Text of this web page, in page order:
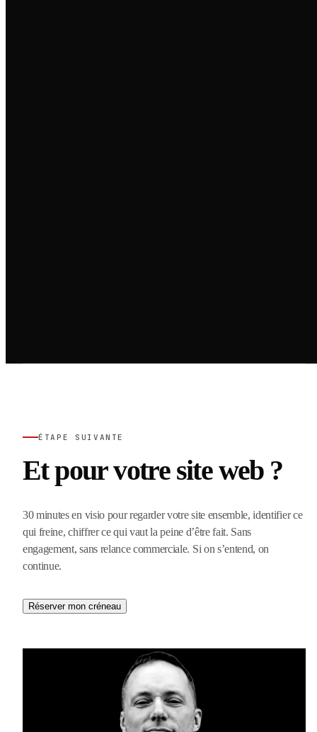
ÉTAPE SUIVANTE
Et pour votre site web ?
30 minutes en visio pour regarder votre site ensemble, identifier ce
qui freine, chiffrer ce qui vaut la peine d’être fait. Sans
engagement, sans relance commerciale. Si on s’entend, on
continue.
Réserver mon créneau